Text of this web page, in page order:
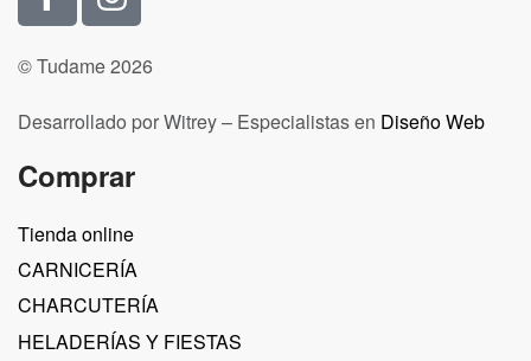
© Tudame 2026
Desarrollado por Witrey – Especialistas en Diseño Web
Comprar
Tienda online
CARNICERÍA
CHARCUTERÍA
HELADERÍAS Y FIESTAS